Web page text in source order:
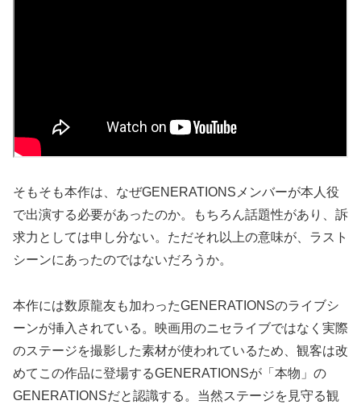
そもそも本作は、なぜGENERATIONSメンバーが本人役
で出演する必要があったのか。もちろん話題性があり、訴
求力としては申し分ない。ただそれ以上の意味が、ラスト
シーンにあったのではないだろうか。
本作には数原龍友も加わったGENERATIONSのライブシ
ーンが挿入されている。映画用のニセライブではなく実際
のステージを撮影した素材が使われているため、観客は改
めてこの作品に登場するGENERATIONSが「本物」の
GENERATIONSだと認識する。当然ステージを見守る観